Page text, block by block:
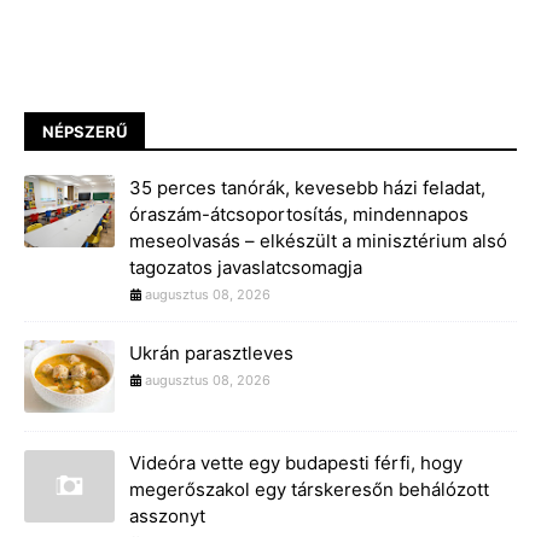
NÉPSZERŰ
35 perces tanórák, kevesebb házi feladat,
óraszám-átcsoportosítás, mindennapos
meseolvasás – elkészült a minisztérium alsó
tagozatos javaslatcsomagja
augusztus 08, 2026
Ukrán parasztleves
augusztus 08, 2026
Videóra vette egy budapesti férfi, hogy
megerőszakol egy társkeresőn behálózott
asszonyt